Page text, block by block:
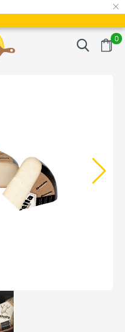
×
0
Tagen Gratis bezorgd